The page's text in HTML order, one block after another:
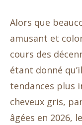
Alors que
amusant et
cours des
étant donné
tendances plus
cheveux gris,
âgées en 2026,